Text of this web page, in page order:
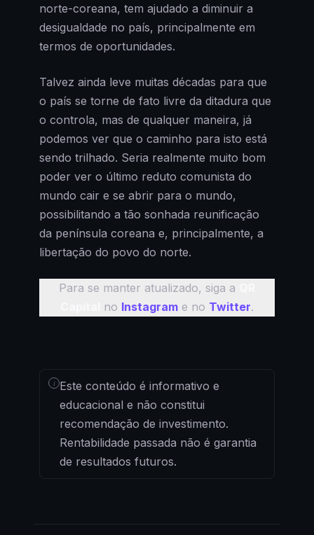
norte-coreana, tem ajudado a diminuir a
desigualdade no país, principalmente em
termos de oportunidades.
Talvez ainda leve muitas décadas para que
o país se torne de fato livre da ditadura que
o controla, mas de qualquer maneira, já
podemos ver que o caminho para isto está
sendo trilhado. Seria realmente muito bom
poder ver o último reduto comunista do
mundo cair e se abrir para o mundo,
possibilitando a tão sonhada reunificação
da península coreana e, principalmente, a
libertação do povo do norte.
Para se manter atualizado, siga a
no Instagram e no Twitter.
i Este conteúdo é informativo e
educacional e não constitui
recomendação de investimento.
Rentabilidade passada não é garantia
de resultados futuros.